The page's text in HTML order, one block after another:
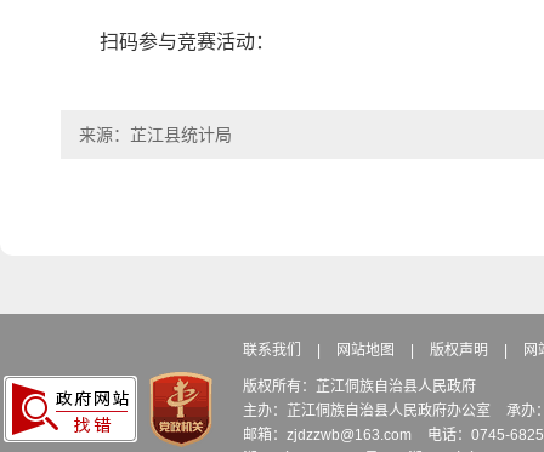
扫码参与竞赛活动：
来源：芷江县统计局
联系我们 网站地图 版权声明 网
版权所有：芷江侗族自治县人民政府
主办：芷江侗族自治县人民政府办公室
承办
邮箱：zjdzzwb@163.com
电话：0745-